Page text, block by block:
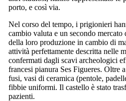
porto, e così via.
Nel corso del tempo, i prigionieri
cambio valuta e un secondo
della loro produzione in cambio di
attività perfettamente descritta nelle
confermati dagli scavi archeologici
francesi pianura Ses Figueres. Oltre
fusi, vasi di ceramica (pentole,
fibbie uniformi. Il castello è stato
pazienti.